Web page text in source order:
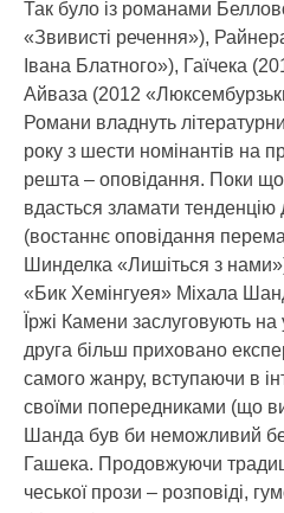
Так було із романами
«Звивисті речення»),
Івана Блатного»), Гаїчека
Айваза (2012
Романи владнуть
року з шести номінантів на
решта – оповідання. Поки що
вдасться зламати
(востаннє оповідання
Шинделка «Лишіться з
«Бик Хемінгуея» Міхала
Їржі Камени заслуговують
друга більш приховано
самого жанру, вступаючи в
своїми попередниками (що
Шанда був би неможливий
Гашека. Продовжуючи
чеської прози – розповіді,